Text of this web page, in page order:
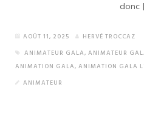
donc
AOÛT 11, 2025
HERVÉ TROCCAZ
ANIMATEUR GALA, ANIMATEUR
ANIMATION GALA, ANIMATION GALA
ANIMATEUR